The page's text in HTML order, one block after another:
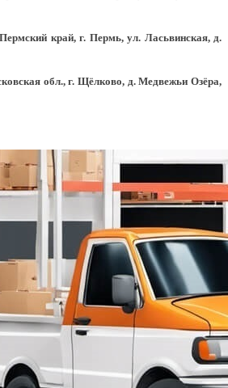
край, г. Пермь, ул. Ласьвинская, д.
обл., г. Щёлково, д. Медвежьи Озёра,